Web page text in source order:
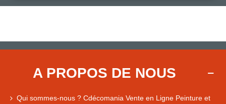
A PROPOS DE NOUS
Qui sommes-nous ? Cdécomania Vente en Ligne Peinture et